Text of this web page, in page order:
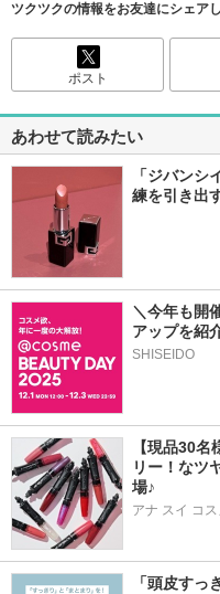
ツクツクの情報をお友達にシェア
ポスト
あわせて読みたい
「ジバン
練を引き出
＼今年も開
アップを紹
SHISEIDO
【現品30
リー！なツ
場♪
アナ スイ コ
「頭皮すっ